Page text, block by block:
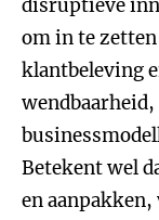
disruptieve
om in te
klantbeleving
wendbaarheid,
Betekent wel
en